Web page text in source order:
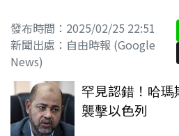
發布時間：2025/02/25 22:51
新聞出處：自由時報 (Google
News)
罕見認錯！哈
襲擊以色列